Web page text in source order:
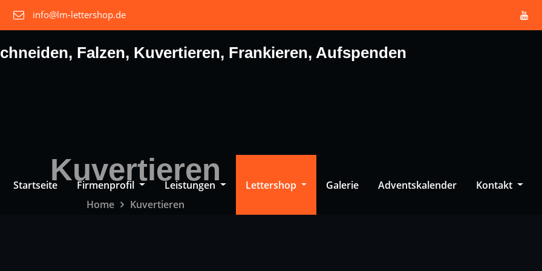
info@lm-lettershop.de
Falzen, Kuvertieren, Frankieren, Aufspenden
Startseite Firmenprofil Leistungen Lettershop Galerie Adventskalender Kontakt
Kuvertieren
Home Kuvertieren